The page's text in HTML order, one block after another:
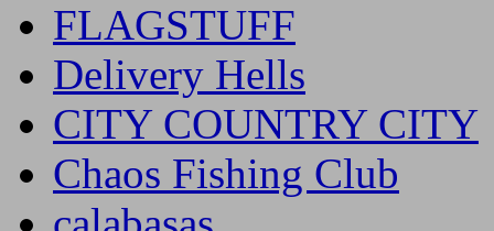
FLAGSTUFF
Delivery Hells
CITY COUNTRY CITY
Chaos Fishing Club